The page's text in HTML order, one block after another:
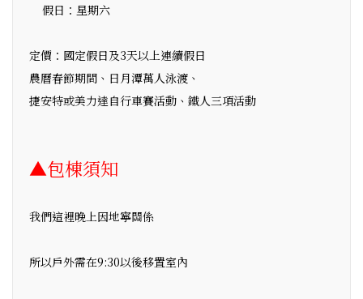
假日：星期六
定價：國定假日及3天以上連續假日
農曆春節期間、日月潭萬人泳渡、
捷安特或美力達自行車賽活動、鐵人三項活動
▲包棟須知
我們這裡晚上因地寧關係
所以戶外需在9:30以後移置室內